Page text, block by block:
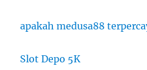
apakah medusa88
Slot Depo 5K